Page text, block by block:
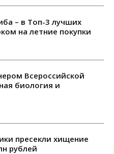
– в Топ-3 лучших
на летние покупки
Всероссийской
биология и
пресекли хищение
рублей